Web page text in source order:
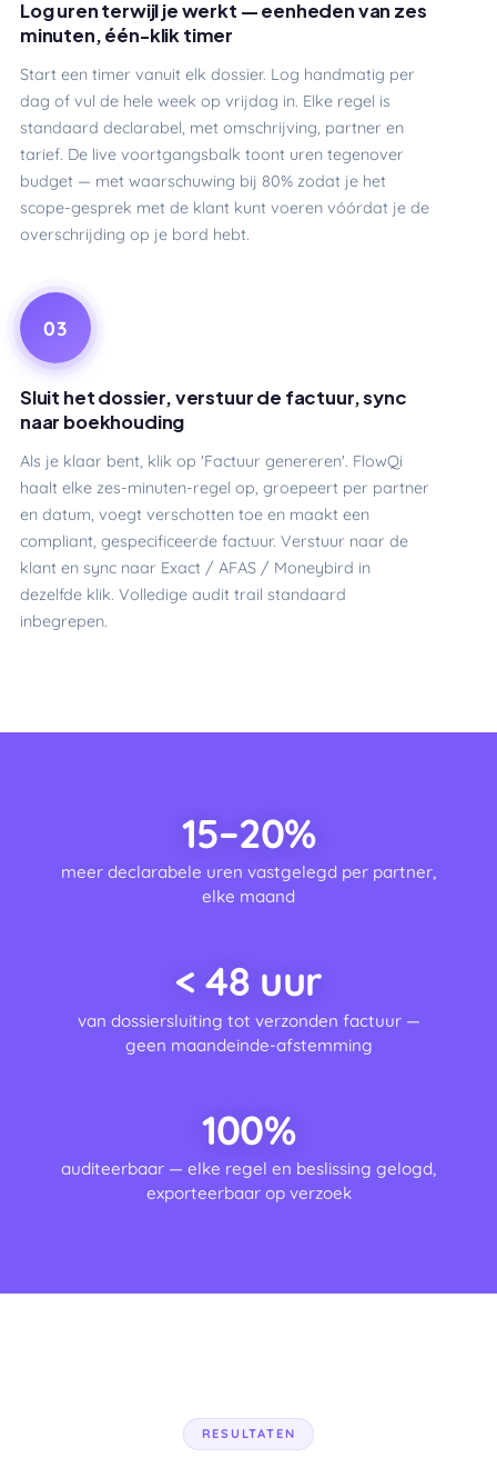
Log uren terwijl je werkt — eenheden van zes
minuten, één-klik timer
Start een timer vanuit elk dossier. Log handmatig per
dag of vul de hele week op vrijdag in. Elke regel is
standaard declarabel, met omschrijving, partner en
tarief. De live voortgangsbalk toont uren tegenover
budget — met waarschuwing bij 80% zodat je het
scope-gesprek met de klant kunt voeren vóórdat je de
overschrijding op je bord hebt.
03
Sluit het dossier, verstuur de factuur, sync
naar boekhouding
Als je klaar bent, klik op 'Factuur genereren'. FlowQi
haalt elke zes-minuten-regel op, groepeert per partner
en datum, voegt verschotten toe en maakt een
compliant, gespecificeerde factuur. Verstuur naar de
klant en sync naar Exact / AFAS / Moneybird in
dezelfde klik. Volledige audit trail standaard
inbegrepen.
15–20%
meer declarabele uren vastgelegd per partner,
elke maand
< 48 uur
van dossiersluiting tot verzonden factuur —
geen maandeinde-afstemming
100%
auditeerbaar — elke regel en beslissing gelogd,
exporteerbaar op verzoek
RESULTATEN